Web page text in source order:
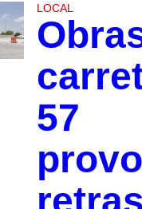
LOCAL
57